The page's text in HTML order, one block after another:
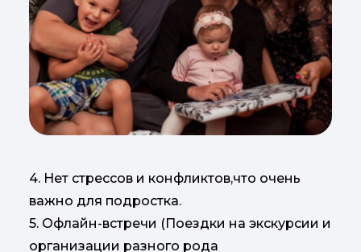
4. Нет стрессов и конфликтов,что очень
важно для подростка.
5. Офлайн-встречи (Поездки на экскурсии и
организации разного рода